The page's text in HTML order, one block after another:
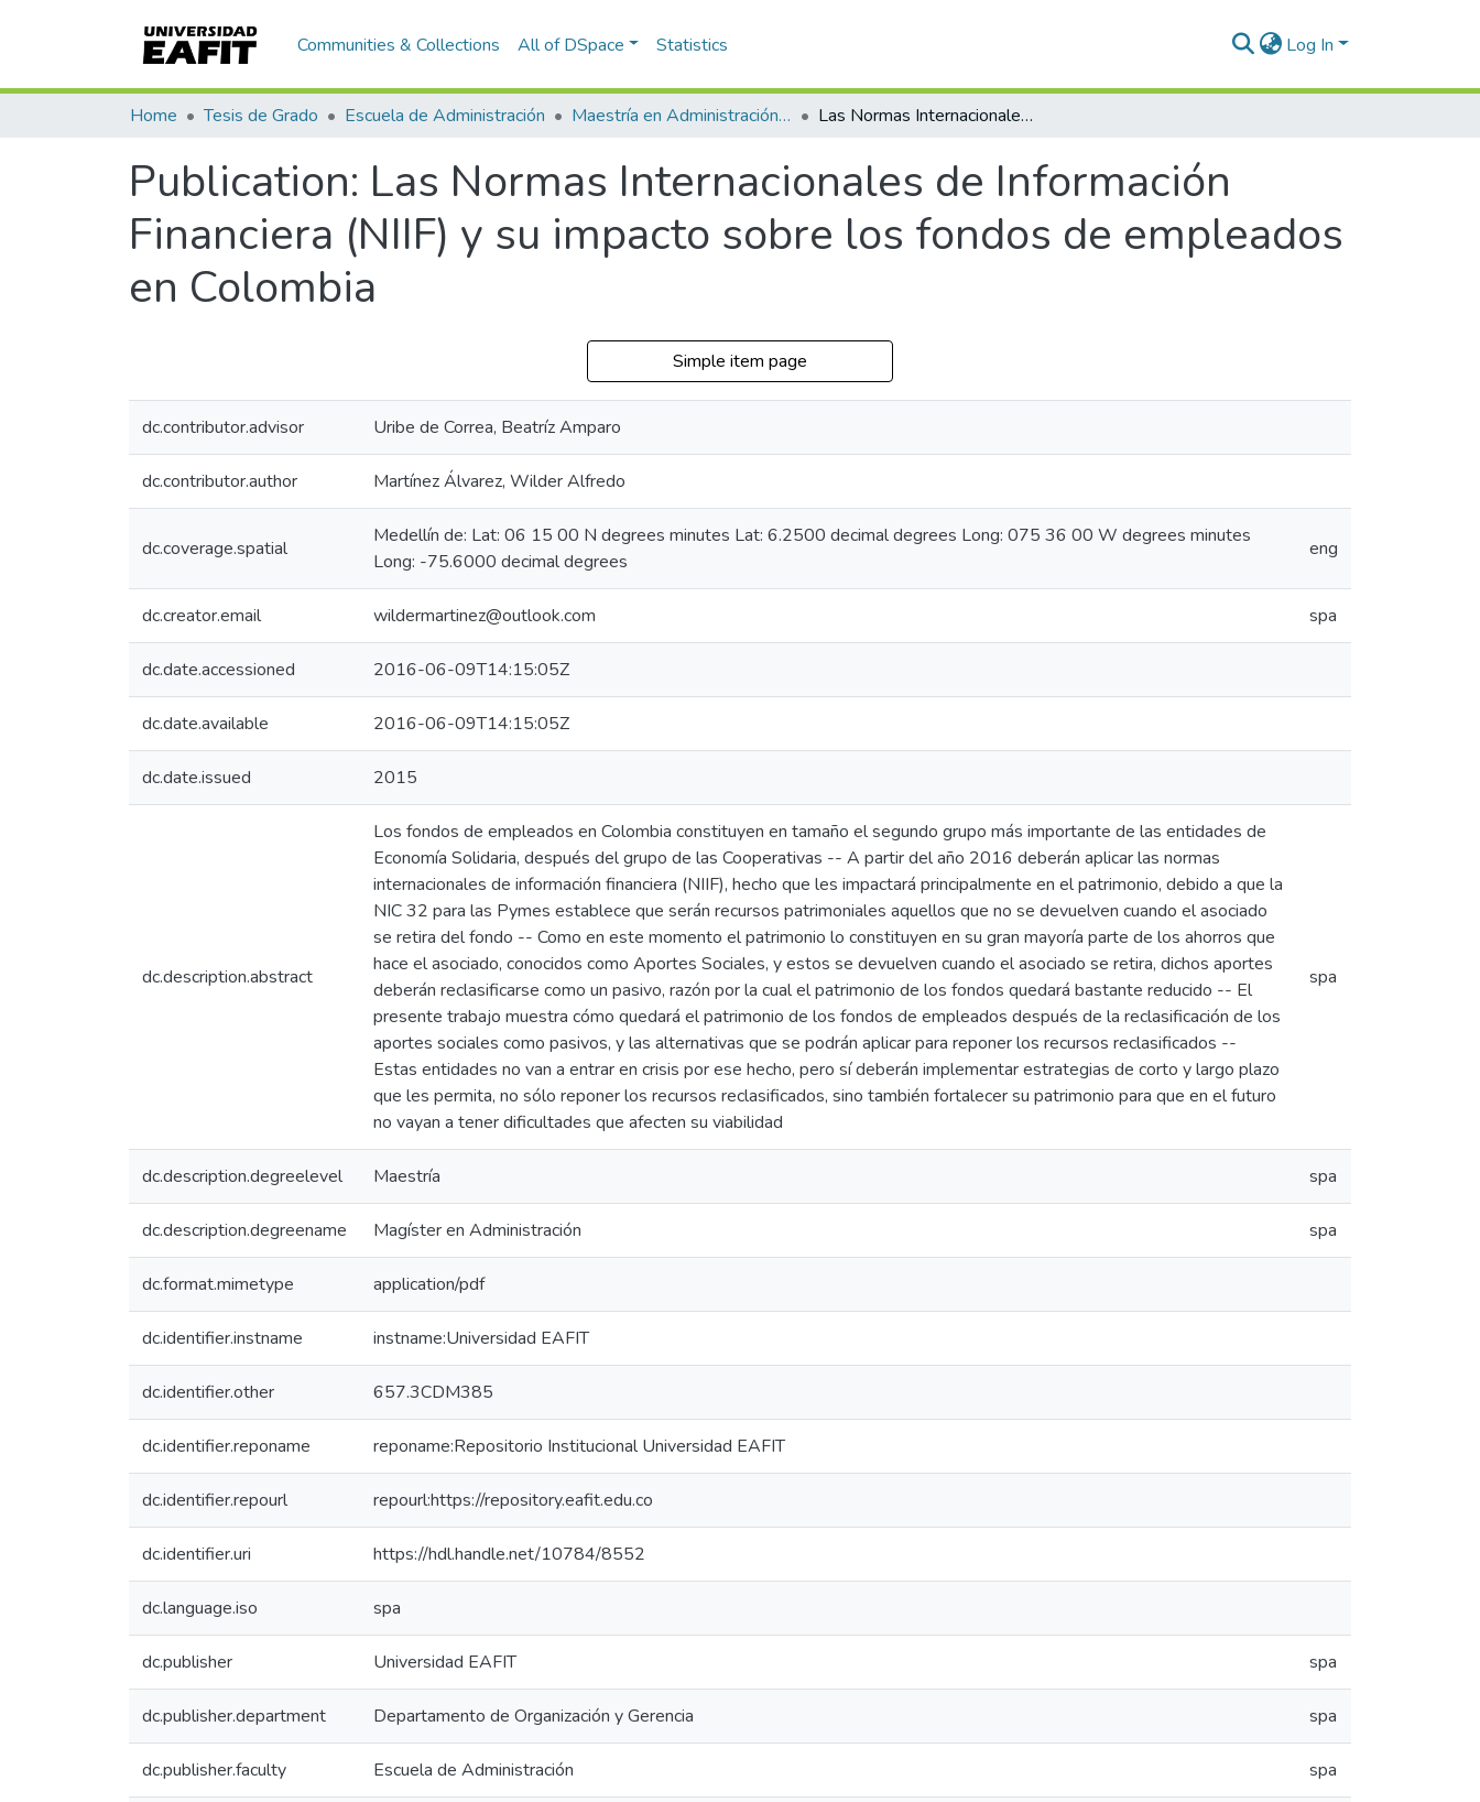
Communities & Collections All of DSpace Statistics Log In
Home Tesis de Grado Escuela de Administración Maestría en Administración - MBA (tesis) Las Normas Internacionales de Información Financiera (NIIF) y su impacto sobre los fondos de empleados en Colombia
Publication: Las Normas Internacionales de Información
Financiera (NIIF) y su impacto sobre los fondos de empleados
en Colombia
Simple item page
dc.contributor.advisor Uribe de Correa, Beatríz Amparo
dc.contributor.author Martínez Álvarez, Wilder Alfredo
dc.coverage.spatial
Medellín de: Lat: 06 15 00 N degrees minutes Lat: 6.2500 decimal degrees Long: 075 36 00 W degrees minutes
Long: -75.6000 decimal degrees
eng
dc.creator.email wildermartinez@outlook.com spa
dc.date.accessioned 2016-06-09T14:15:05Z
dc.date.available 2016-06-09T14:15:05Z
dc.date.issued 2015
dc.description.abstract
Los fondos de empleados en Colombia constituyen en tamaño el segundo grupo más importante de las entidades de
Economía Solidaria, después del grupo de las Cooperativas -- A partir del año 2016 deberán aplicar las normas
internacionales de información financiera (NIIF), hecho que les impactará principalmente en el patrimonio, debido a que la
NIC 32 para las Pymes establece que serán recursos patrimoniales aquellos que no se devuelven cuando el asociado
se retira del fondo -- Como en este momento el patrimonio lo constituyen en su gran mayoría parte de los ahorros que
hace el asociado, conocidos como Aportes Sociales, y estos se devuelven cuando el asociado se retira, dichos aportes
deberán reclasificarse como un pasivo, razón por la cual el patrimonio de los fondos quedará bastante reducido -- El
presente trabajo muestra cómo quedará el patrimonio de los fondos de empleados después de la reclasificación de los
aportes sociales como pasivos, y las alternativas que se podrán aplicar para reponer los recursos reclasificados --
Estas entidades no van a entrar en crisis por ese hecho, pero sí deberán implementar estrategias de corto y largo plazo
que les permita, no sólo reponer los recursos reclasificados, sino también fortalecer su patrimonio para que en el futuro
no vayan a tener dificultades que afecten su viabilidad
spa
dc.description.degreelevel Maestría spa
dc.description.degreename Magíster en Administración spa
dc.format.mimetype application/pdf
dc.identifier.instname instname:Universidad EAFIT
dc.identifier.other 657.3CDM385
dc.identifier.reponame reponame:Repositorio Institucional Universidad EAFIT
dc.identifier.repourl repourl:https://repository.eafit.edu.co
dc.identifier.uri https://hdl.handle.net/10784/8552
dc.language.iso spa
dc.publisher Universidad EAFIT spa
dc.publisher.department Departamento de Organización y Gerencia spa
dc.publisher.faculty Escuela de Administración spa